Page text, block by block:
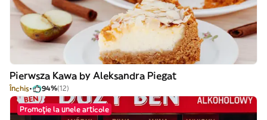
Pierwsza Kawa by Aleksandra Piegat
Închis 94%(12)
Promoție la unele articole